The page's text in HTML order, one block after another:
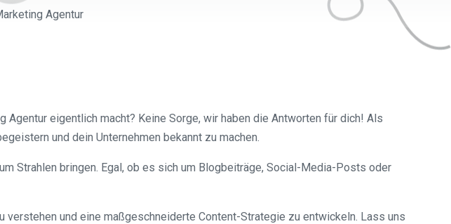
Agentur
eigentlich macht? Keine Sorge, wir haben die Antworten für dich! Als
und dein Unternehmen bekannt zu machen.
Strahlen bringen. Egal, ob es sich um Blogbeiträge, Social-Media-Posts oder
und eine maßgeschneiderte Content-Strategie zu entwickeln. Lass uns